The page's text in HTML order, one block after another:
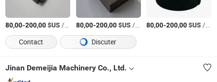
80,00-200,00$US/CBM 80,00-200,00$US/CBM 80,00-200,00$US/CBM
Contact
Discuter
Jinan Demeijia Machinery Co., Ltd.